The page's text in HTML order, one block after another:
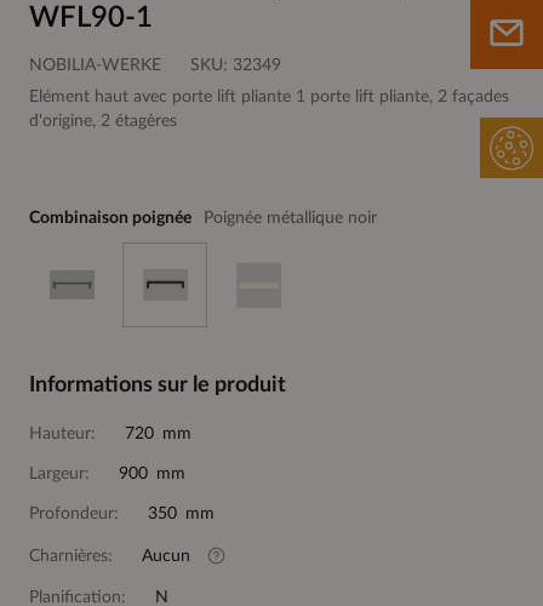
WFL90-1
NOBILIA-WERKE SKU: 32349
Elément haut avec porte lift pliante 1 porte lift pliante, 2 façades
d'origine, 2 étagères
Combinaison poignée Poignée métallique noir
Informations sur le produit
Hauteur: 720 mm
Largeur: 900 mm
Profondeur: 350 mm
Charnières: Aucun
Planification: N